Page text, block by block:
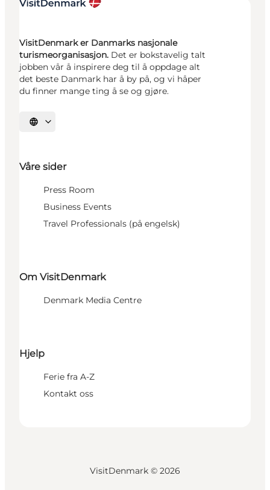
VisitDenmark er Danmarks nasjonale
turismeorganisasjon. Det er bokstavelig talt
jobben vår å inspirere deg til å oppdage alt
det beste Danmark har å by på, og vi håper
du finner mange ting å se og gjøre.
Velg språk
Våre sider
Press Room
Business Events
Travel Professionals (på engelsk)
Om VisitDenmark
Denmark Media Centre
Hjelp
Ferie fra A-Z
Kontakt oss
VisitDenmark © 2026